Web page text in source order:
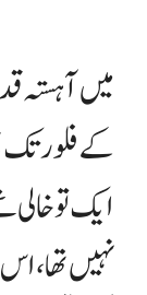
میں آہستہ
کے فلور
ایک تو خالی
نہیں تھا،